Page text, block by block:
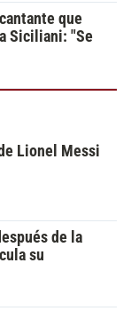
que
Siciliani: "Se
Lionel Messi
de la
su